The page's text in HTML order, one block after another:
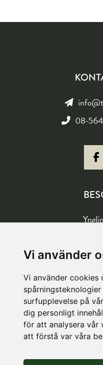
Vi använder
Vi använder cookies
surfupplevelse på
dig personligt
för att analysera
att förstå var våra
08-
582